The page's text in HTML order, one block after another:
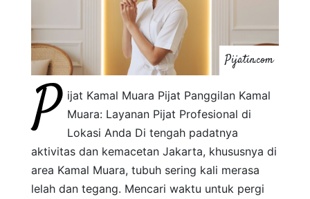
Pijatin.com
P ijat Kamal Muara Pijat Panggilan Kamal
Muara: Layanan Pijat Profesional di
Lokasi Anda Di tengah padatnya
aktivitas dan kemacetan Jakarta, khususnya di
area Kamal Muara, tubuh sering kali merasa
lelah dan tegang. Mencari waktu untuk pergi